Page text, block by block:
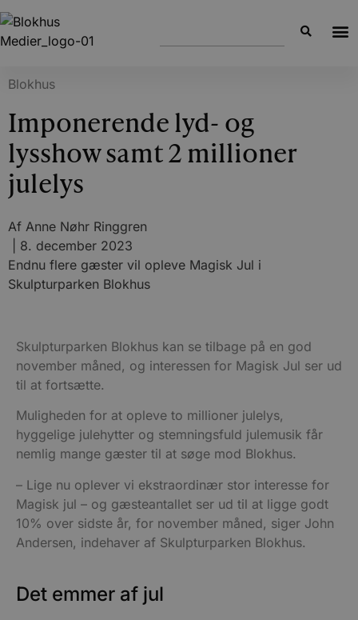
Blokhus
Imponerende lyd- og
lysshow samt 2 millioner
julelys
Af Anne Nøhr Ringgren
8. december 2023
Endnu flere gæster vil opleve Magisk Jul i
Skulpturparken Blokhus
Skulpturparken Blokhus kan se tilbage på en god
november måned, og interessen for Magisk Jul ser ud
til at fortsætte.
Muligheden for at opleve to millioner julelys,
hyggelige julehytter og stemningsfuld julemusik får
nemlig mange gæster til at søge mod Blokhus.
– Lige nu oplever vi ekstraordinær stor interesse for
Magisk jul – og gæsteantallet ser ud til at ligge godt
10% over sidste år, for november måned, siger John
Andersen, indehaver af Skulpturparken Blokhus.
Det emmer af jul